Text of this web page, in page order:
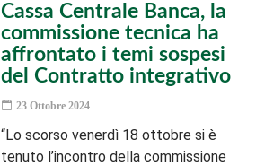
Cassa Centrale Banca, la
commissione tecnica ha
affrontato i temi sospesi
del Contratto integrativo
23 Ottobre 2024
“Lo scorso venerdì 18 ottobre si è
tenuto l’incontro della commissione